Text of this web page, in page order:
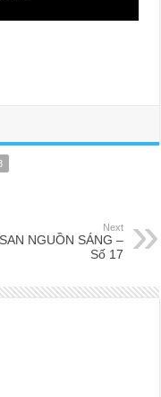
Next
NGUỒN SÁNG –
Số 17